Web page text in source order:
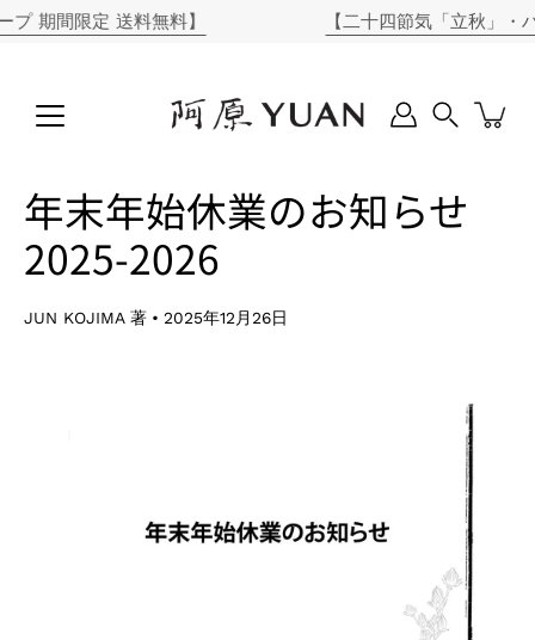
コ
ン
間限定 送料無料】 【二十四節気「立秋」・ハ
年末年始休業のお知らせ
2025-2026
JUN KOJIMA 著 2025年12月26日